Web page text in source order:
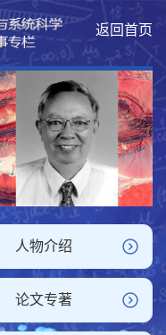
返回首页
人物介绍
论文专著